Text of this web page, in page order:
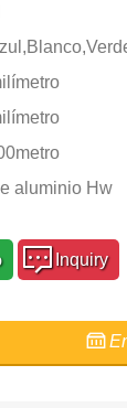
aluminio Hw
Inquiry